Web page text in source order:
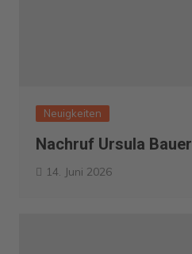
Neuigkeiten
Nachruf Ursula Bauer
14. Juni 2026